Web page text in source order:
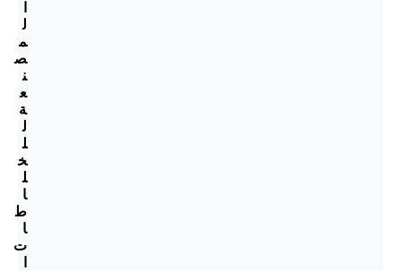
ل
م
ص
ن
ع
ة
ل
ل
خ
ل
ا
ط
ا
ت